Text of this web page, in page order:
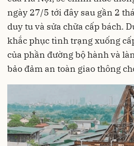
ngày 27/5 tới đây sau gần 2
duy tu và sửa chữa cấp bách.
khắc phục tình trạng xuống
của phần đường bộ hành và
bảo đảm an toàn giao thông